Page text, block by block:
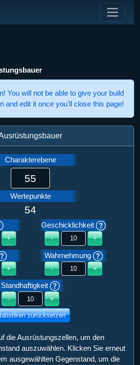
You will not be able to give your build
and edit it once you'll close this page!
Charakterebene
Wertepunkte
54
+
Geschicklichkeit
- +
+
Wahrnehmung
- +
Standhaftigkeit
- +
zurücksetzen
die Ausrüstungszellen, um den
auszuwählen. Klicken Sie erneut
ausgewählten Gegenstand, um die